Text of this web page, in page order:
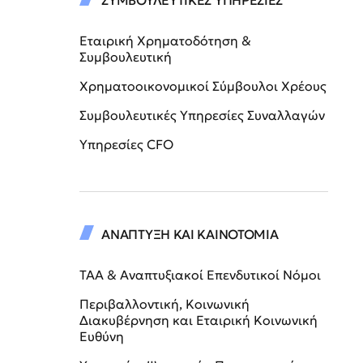
Εταιρική Χρηματοδότηση &
Συμβουλευτική
Χρηματοοικονομικοί Σύμβουλοι Χρέους
Συμβουλευτικές Υπηρεσίες Συναλλαγών
Υπηρεσίες CFO
ΑΝΑΠΤΥΞΗ ΚΑΙ ΚΑΙΝΟΤΟΜΙΑ
ΤΑΑ & Αναπτυξιακοί Επενδυτικοί Νόμοι
Περιβαλλοντική, Κοινωνική
Διακυβέρνηση και Εταιρική Κοινωνική
Ευθύνη